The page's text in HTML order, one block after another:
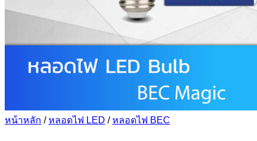
หน้าหลัก / หลอดไฟ LED / หลอดไฟ BEC